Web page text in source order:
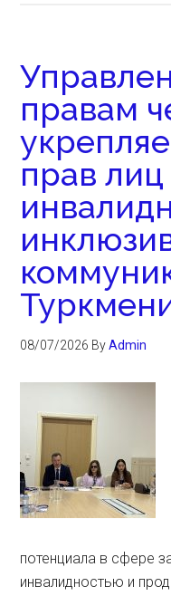
правам
прав лиц
08/07/2026 ByAdmin
потенциала в сфере
инвалидностью и